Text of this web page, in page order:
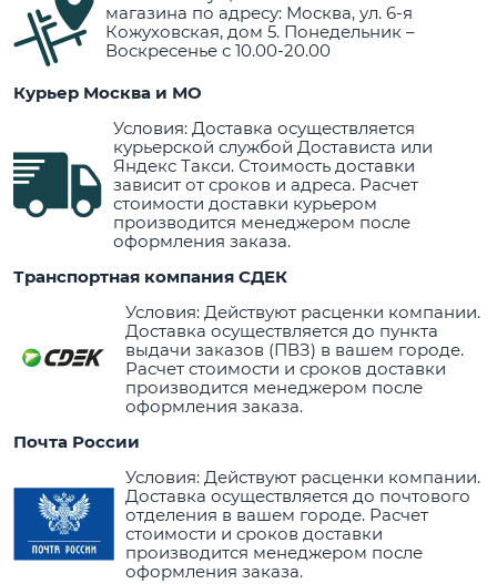
магазина по адресу: Москва, ул. 6-я
Кожуховская, дом 5. Понедельник –
Воскресенье с 10.00-20.00
Курьер Москва и МО
Условия: Доставка осуществляется
курьерской службой Достависта или
Яндекс Такси. Стоимость доставки
зависит от сроков и адреса. Расчет
стоимости доставки курьером
производится менеджером после
оформления заказа.
Транспортная компания СДЕК
Условия: Действуют расценки компании.
Доставка осуществляется до пункта
выдачи заказов (ПВЗ) в вашем городе.
Расчет стоимости и сроков доставки
производится менеджером после
оформления заказа.
Почта России
Условия: Действуют расценки компании.
Доставка осуществляется до почтового
отделения в вашем городе. Расчет
стоимости и сроков доставки
производится менеджером после
оформления заказа.